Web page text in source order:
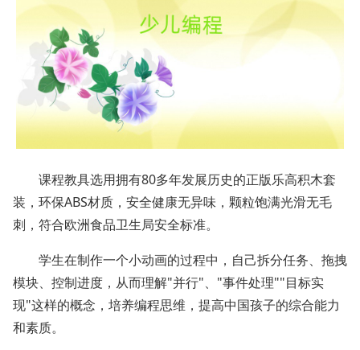
课程教具选用拥有80多年发展历史的正版乐高积木套
装，环保ABS材质，安全健康无异味，颗粒饱满光滑无毛
刺，符合欧洲食品卫生局安全标准。
学生在制作一个小动画的过程中，自己拆分任务、拖拽
模块、控制进度，从而理解"并行"、"事件处理""目标实
现"这样的概念，培养编程思维，提高中国孩子的综合能力
和素质。